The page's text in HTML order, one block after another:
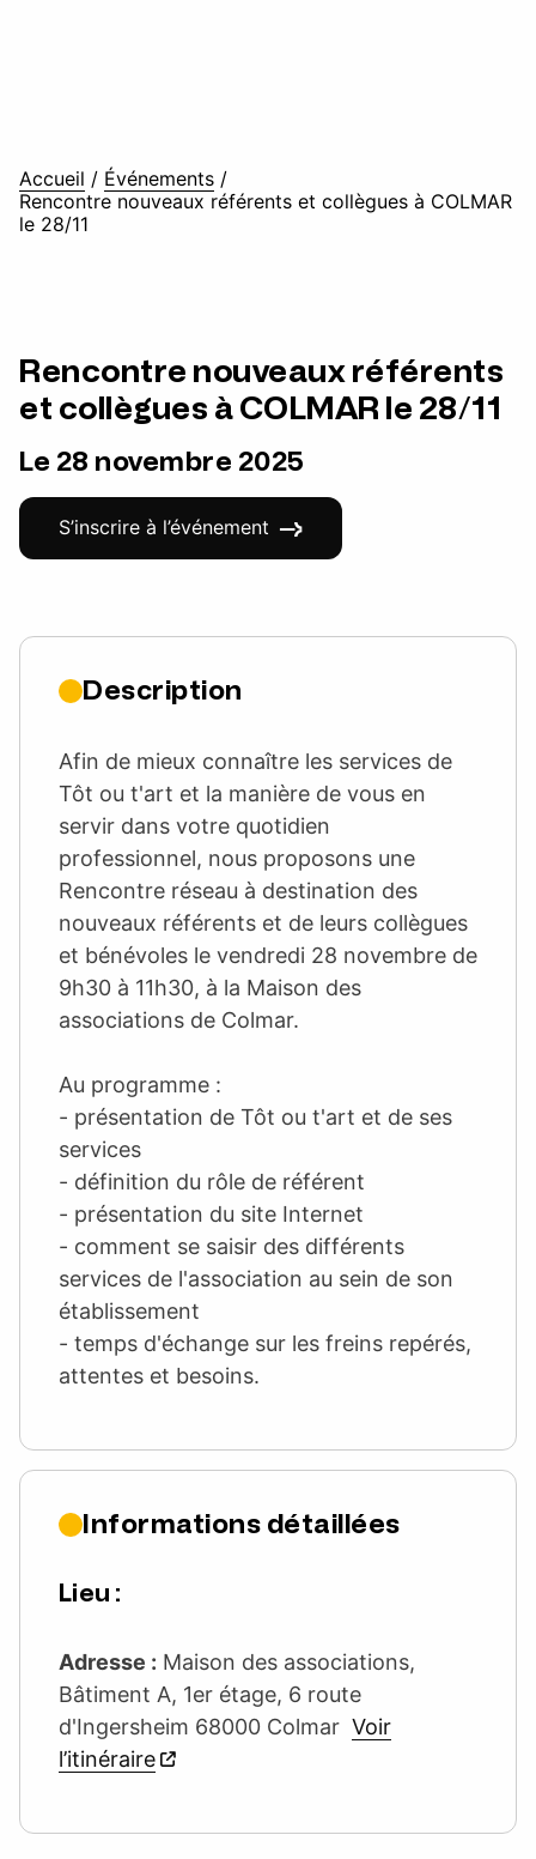
Accueil / Événements /
Rencontre nouveaux référents et collègues à COLMAR
le 28/11
Rencontre nouveaux référents
et collègues à COLMAR le 28/11
Le 28 novembre 2025
S’inscrire à l’événement
Description
Afin de mieux connaître les services de
Tôt ou t'art et la manière de vous en
servir dans votre quotidien
professionnel, nous proposons une
Rencontre réseau à destination des
nouveaux référents et de leurs collègues
et bénévoles le vendredi 28 novembre de
9h30 à 11h30, à la Maison des
associations de Colmar.
Au programme :
- présentation de Tôt ou t'art et de ses
services
- définition du rôle de référent
- présentation du site Internet
- comment se saisir des différents
services de l'association au sein de son
établissement
- temps d'échange sur les freins repérés,
attentes et besoins.
Informations détaillées
Lieu :
Adresse : Maison des associations,
Bâtiment A, 1er étage, 6 route
d'Ingersheim 68000 Colmar Voir
l’itinéraire